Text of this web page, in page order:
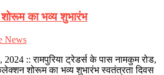
का भव्य शुभारंभ
News
:: रामपुरिया ट्रेडर्स के पास नामकुम रोड,
शोरूम का भव्य शुभारंभ स्वतंत्रता दिवस